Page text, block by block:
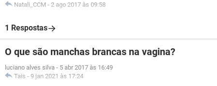
Natali_CCM - 2 ago 2017 às 09:58
1 Respostas
O que são manchas brancas na vagina?
luciano alves silva - 5 abr 2017 às 16:49
Tais - 9 jan 2021 às 17:24